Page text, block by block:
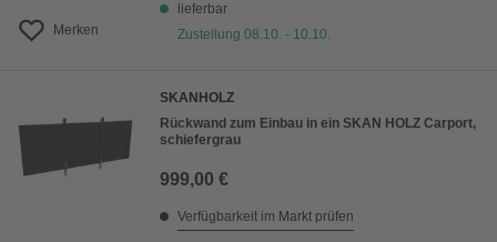
Merken
lieferbar
Zustellung 08.10. - 10.10.
SKANHOLZ
Rückwand zum Einbau in ein SKAN HOLZ Carport,
schiefergrau
999,00 €
Verfügbarkeit im Markt prüfen